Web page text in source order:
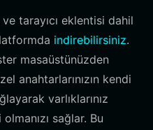
tarayıcı eklentisi dahil
indirebilirsiniz.
masaüstünüzden
anahtarlarınızın kendi
varlıklarınız
sağlar. Bu